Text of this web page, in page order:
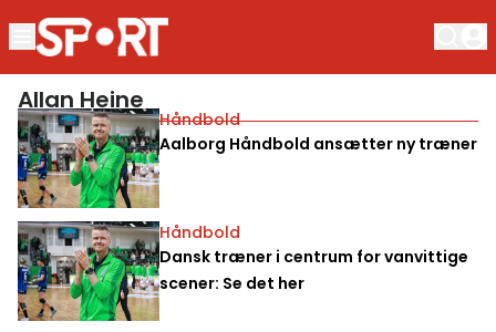
Allan Heine
Håndbold
Aalborg Håndbold ansætter ny træner
Håndbold
Dansk træner i centrum for vanvittige
scener: Se det her